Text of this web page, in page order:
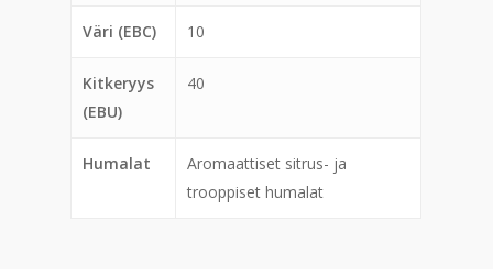
Väri (EBC) 10
Kitkeryys
(EBU)
40
Humalat
Aromaattiset sitrus- ja
trooppiset humalat